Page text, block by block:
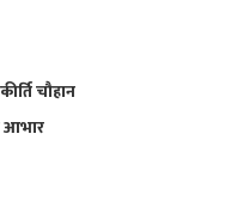
चौहान
आभार